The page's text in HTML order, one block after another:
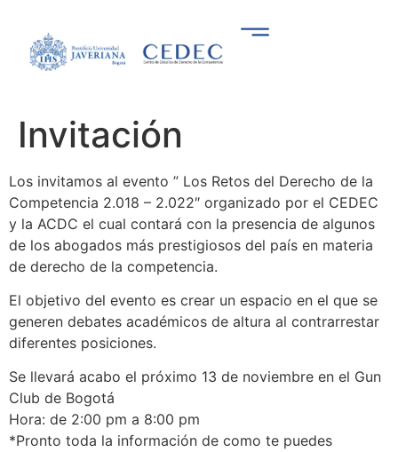
Invitación
Los invitamos al evento ” Los Retos del Derecho de la
Competencia 2.018 – 2.022″ organizado por el CEDEC
y la ACDC el cual contará con la presencia de algunos
de los abogados más prestigiosos del país en materia
de derecho de la competencia.
El objetivo del evento es crear un espacio en el que se
generen debates académicos de altura al contrarrestar
diferentes posiciones.
Se llevará acabo el próximo 13 de noviembre en el Gun
Club de Bogotá
Hora: de 2:00 pm a 8:00 pm
*Pronto toda la información de como te puedes